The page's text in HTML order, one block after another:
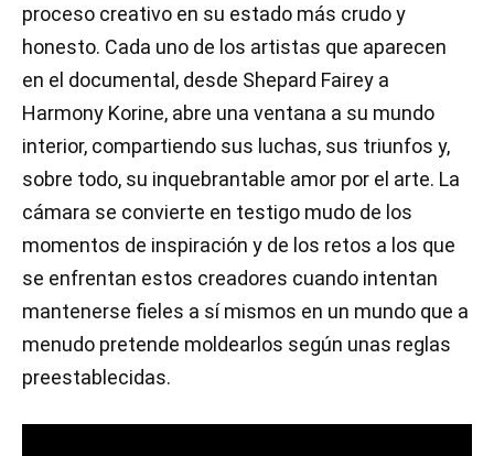
proceso creativo en su estado más crudo y
honesto. Cada uno de los artistas que aparecen
en el documental, desde Shepard Fairey a
Harmony Korine, abre una ventana a su mundo
interior, compartiendo sus luchas, sus triunfos y,
sobre todo, su inquebrantable amor por el arte. La
cámara se convierte en testigo mudo de los
momentos de inspiración y de los retos a los que
se enfrentan estos creadores cuando intentan
mantenerse fieles a sí mismos en un mundo que a
menudo pretende moldearlos según unas reglas
preestablecidas.